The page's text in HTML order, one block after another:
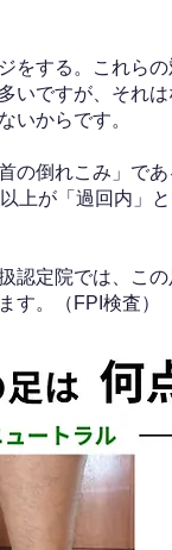
をする。これら
いですが、それ
いからです。
の倒れこみ」であ
上が「過回内」
認定院では、こ
す。（FPI検査）​